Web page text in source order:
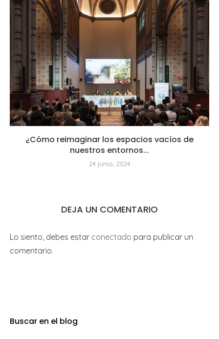
¿Cómo reimaginar los espacios vacíos de
nuestros entornos...
24 junio, 2024
DEJA UN COMENTARIO
Lo siento, debes estar conectado para publicar un
comentario.
Buscar en el blog